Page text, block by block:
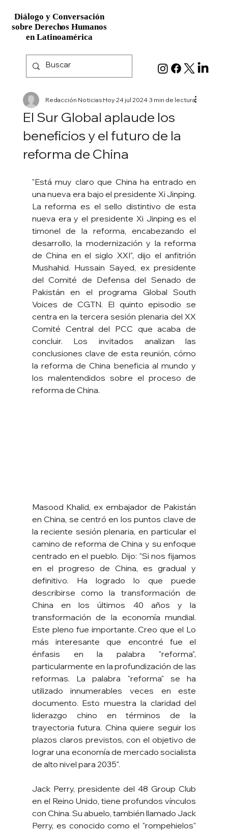
Diálogo y Conversación
sobre Derechos Humanos
en Latinoamérica
Diálogo y Conversación
sobre Derechos Humanos
en Latinoamérica
El Sur Global aplaude los
beneficios y el futuro de la
reforma de China
Redacción Noticias Hoy 24 jul 2024 3 min de lectura
"Está muy claro que China ha entrado en
una nueva era bajo el presidente Xi Jinping.
La reforma es el sello distintivo de esta
nueva era y el presidente Xi Jinping es el
timonel de la reforma, encabezando el
desarrollo, la modernización y la reforma
de China en el siglo XXI", dijo el anfitrión
Mushahid. Hussain Sayed, ex presidente
del Comité de Defensa del Senado de
Pakistán en el programa Global South
Voices de CGTN. El quinto episodio se
centra en la tercera sesión plenaria del XX
Comité Central del PCC que acaba de
concluir. Los invitados analizan las
conclusiones clave de esta reunión, cómo
la reforma de China beneficia al mundo y
los malentendidos sobre el proceso de
reforma de China.
Masood Khalid, ex embajador de Pakistán
en China, se centró en los puntos clave de
la reciente sesión plenaria, en particular el
camino de reforma de China y su enfoque
centrado en el pueblo. Dijo: "Si nos fijamos
en el progreso de China, es gradual y
definitivo. Ha logrado lo que puede
describirse como la transformación de
China en los últimos 40 años y la
transformación de la economía mundial.
Este pleno fue importante. Creo que el Lo
más interesante que encontré fue el
énfasis en la palabra "reforma",
particularmente en la profundización de las
reformas. La palabra "reforma" se ha
utilizado innumerables veces en este
documento. Esto muestra la claridad del
liderazgo chino en términos de la
trayectoria futura. China quiere seguir los
plazos claros previstos, con el objetivo de
lograr una economía de mercado socialista
de alto nivel para 2035".
Jack Perry, presidente del 48 Group Club
en el Reino Unido, tiene profundos vínculos
con China. Su abuelo, también llamado Jack
Perry, es conocido como el "rompehielos"